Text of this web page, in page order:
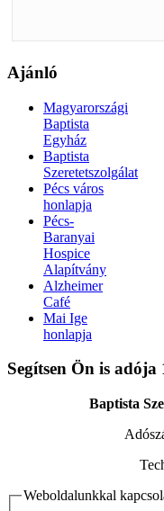
Ajánló
Magyarországi
Baptista
Egyház
Baptista
Szeretetszolgálat
Pécs város
honlapja
Pécs-
Baranyai
Hospice
Alapítvány
Alzheimer
Café
Mai Ige
honlapja
Xnxx افلام سكس عربي
XNXX ARAB
فيديو
Bf Sex
Segítsen Ön is
Baptista
Weboldalunkkal